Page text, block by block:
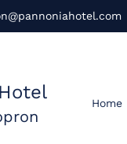
Home